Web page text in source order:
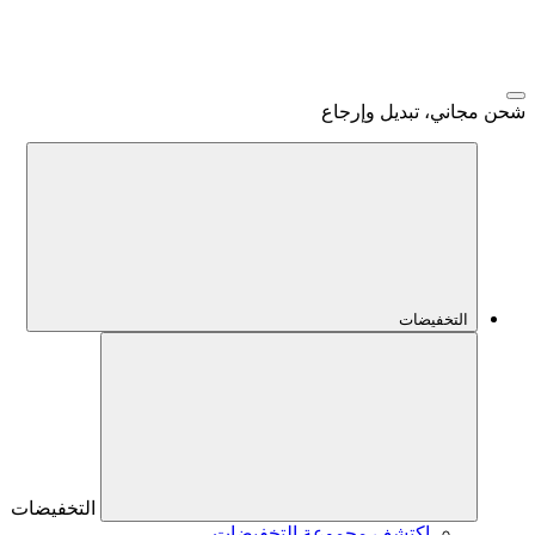
شحن مجاني، تبديل وإرجاع
التخفيضات
التخفيضات